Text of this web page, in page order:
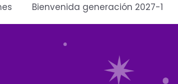
Bienvenida generación 2027-1